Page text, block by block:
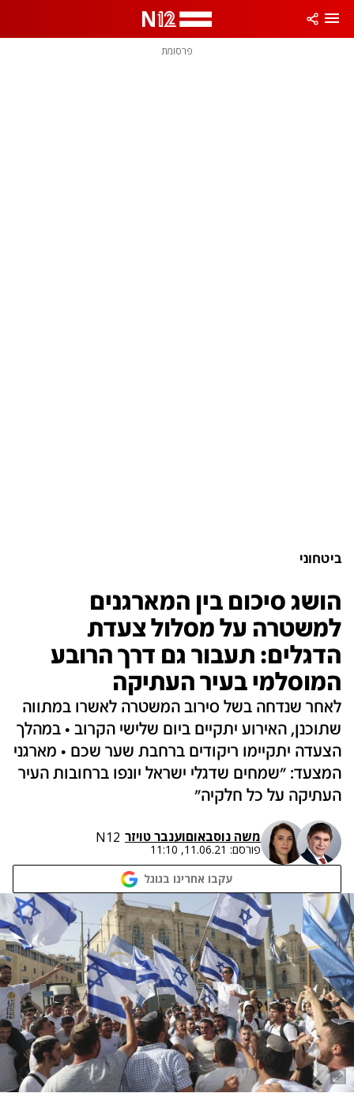
פרסומת
ביטחוני
הושג סיכום בין המארגנים
למשטרה על מסלול צעדת
הדגלים: תעבור גם דרך הרובע
המוסלמי בעיר העתיקה
לאחר שנדחה בשל סירוב המשטרה לאשרו במתווה
שתוכנן, האירוע יתקיים ביום שלישי הקרוב • במהלך
הצעדה יתקיימו ריקודים ברחבת שער שכם • מארגני
המצעד: "שמחים שדגלי ישראל יונפו ברחובות העיר
העתיקה על כל חלקיה"
משה נוסבאוםוענבר טויזר N12
פורסם: 11.06.21, 11:10
עקבו אחרינו בגוגל